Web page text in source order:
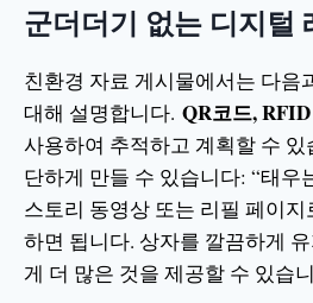
군더더기 없는 디지털
친환경 자료 게시물에서는 다음
대해 설명합니다. QR코드,
사용하여 추적하고 계획할 수
단하게 만들 수 있습니다: “태우
스토리 동영상 또는 리필 페이
하면 됩니다. 상자를 깔끔하게
게 더 많은 것을 제공할 수 있습